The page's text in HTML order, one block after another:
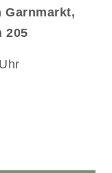
Garnmarkt,
205